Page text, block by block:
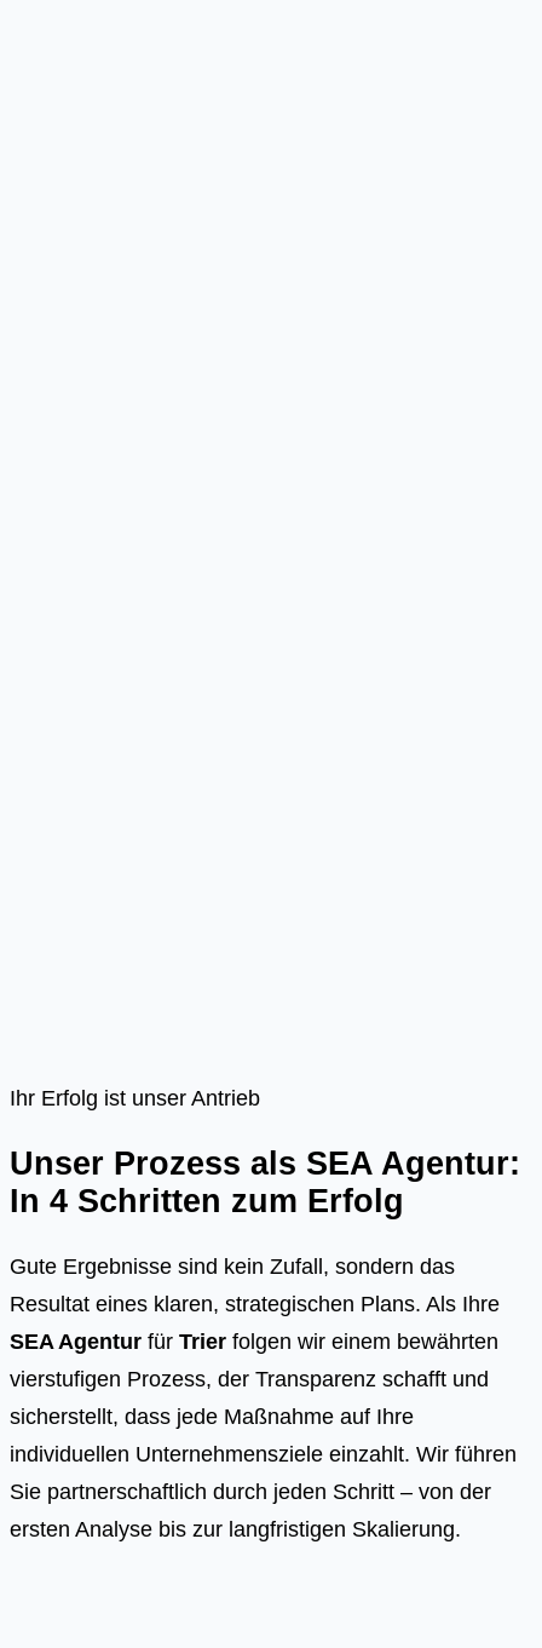
Ihr Erfolg ist unser Antrieb
Unser Prozess als SEA Agentur:
In 4 Schritten zum Erfolg
Gute Ergebnisse sind kein Zufall, sondern das
Resultat eines klaren, strategischen Plans. Als Ihre
SEA Agentur für Trier folgen wir einem bewährten
vierstufigen Prozess, der Transparenz schafft und
sicherstellt, dass jede Maßnahme auf Ihre
individuellen Unternehmensziele einzahlt. Wir führen
Sie partnerschaftlich durch jeden Schritt – von der
ersten Analyse bis zur langfristigen Skalierung.